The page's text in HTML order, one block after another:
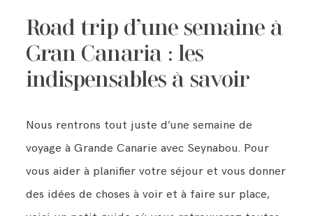
Road trip d’une semaine à
Gran Canaria : les
indispensables à savoir
Nous rentrons tout juste d’une semaine de
voyage à Grande Canarie avec Seynabou. Pour
vous aider à planifier votre séjour et vous donner
des idées de choses à voir et à faire sur place,